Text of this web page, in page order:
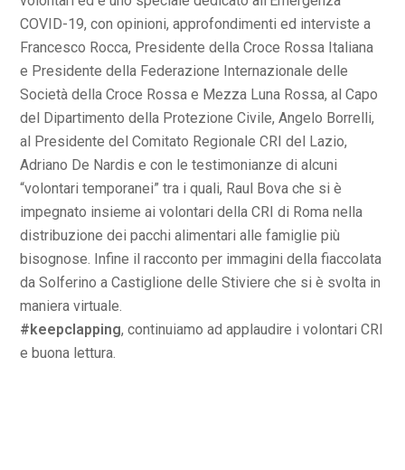
COVID-19, con opinioni, approfondimenti ed interviste a
Francesco Rocca, Presidente della Croce Rossa Italiana
e Presidente della Federazione Internazionale delle
Società della Croce Rossa e Mezza Luna Rossa, al Capo
del Dipartimento della Protezione Civile, Angelo Borrelli,
al Presidente del Comitato Regionale CRI del Lazio,
Adriano De Nardis e con le testimonianze di alcuni
“volontari temporanei” tra i quali, Raul Bova che si è
impegnato insieme ai volontari della CRI di Roma nella
distribuzione dei pacchi alimentari alle famiglie più
bisognose. Infine il racconto per immagini della fiaccolata
da Solferino a Castiglione delle Stiviere che si è svolta in
maniera virtuale.
#keepclapping, continuiamo ad applaudire i volontari CRI
e buona lettura.